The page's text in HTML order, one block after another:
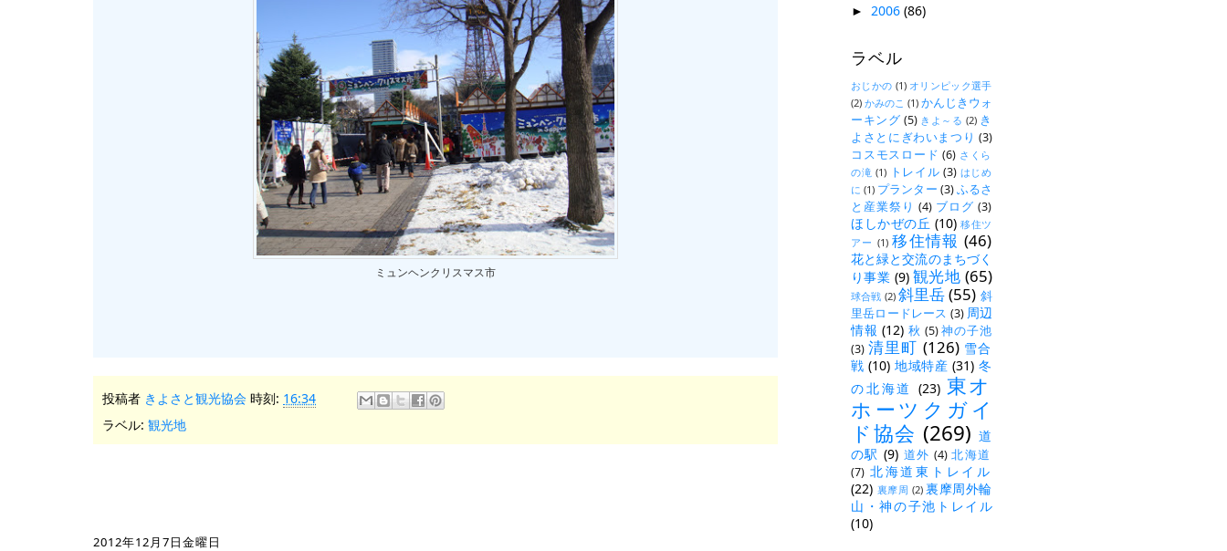
ミュンヘンクリスマス市
投稿者 きよさと観光協会 時刻: 16:34
ラベル: 観光地
2012年12月7日金曜日
► 2006 (86)
ラベル
おじかの (1) オリンピック選手
(2) かみのこ (1) かんじきウォ
ーキング (5) きよ～る (2) き
よさとにぎわいまつり (3)
コスモスロード (6) さくら
の滝 (1) トレイル (3) はじめ
に (1) プランター (3)ふるさ
と産業祭り (4) ブログ (3)
ほしかぜの丘 (10) 移住ツ
アー (1) 移住情報 (46)
花と緑と交流のまちづく
り事業 (9) 観光地 (65)
球合戦 (2) 斜里岳(55) 斜
里岳ロードレース (3) 周辺
情報 (12) 秋 (5) 神の子池
(3) 清里町 (126) 雪合
戦 (10) 地域特産 (31) 冬
の北海道 (23) 東オ
ホーツクガイ
ド協会 (269) 道
の駅 (9) 道外 (4) 北海道
(7) 北海道東トレイル
(22) 裏摩周 (2) 裏摩周外輪
山・神の子池トレイル
(10)